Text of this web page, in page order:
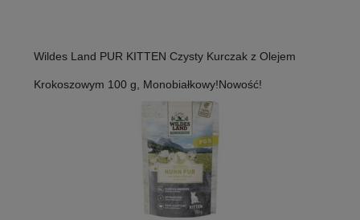
Wildes Land PUR KITTEN Czysty Kurczak z Olejem
Krokoszowym 100 g, Monobiałkowy!Nowość!